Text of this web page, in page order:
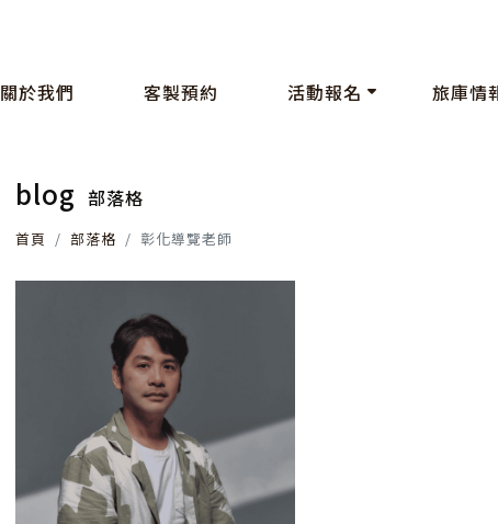
關於我們 客製預約 活動報名 旅庫情
blog 部落格
首頁 部落格 彰化導覽老師